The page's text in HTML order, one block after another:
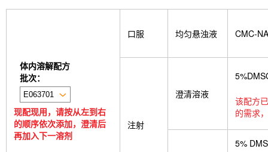
体内溶解配方
批次：
现配现用，请按从左到右
的顺序依次添加，澄清后
再加入下一溶剂
口服 均匀悬浊液 CMC-NA
注射
澄清溶液
该配方
的需求
5%